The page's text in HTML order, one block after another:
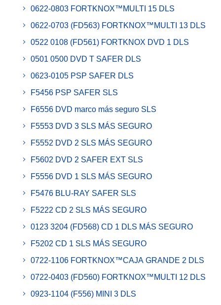
0622-0803 FORTKNOX™MULTI 15 DLS
0622-0703 (FD563) FORTKNOX™MULTI 13 DLS
0522 0108 (FD561) FORTKNOX DVD 1 DLS
0501 0500 DVD T SAFER DLS
0623-0105 PSP SAFER DLS
F5456 PSP SAFER SLS
F6556 DVD marco más seguro SLS
F5553 DVD 3 SLS MÁS SEGURO
F5552 DVD 2 SLS MÁS SEGURO
F5602 DVD 2 SAFER EXT SLS
F5556 DVD 1 SLS MÁS SEGURO
F5476 BLU-RAY SAFER SLS
F5222 CD 2 SLS MÁS SEGURO
0123 3204 (FD568) CD 1 DLS MÁS SEGURO
F5202 CD 1 SLS MÁS SEGURO
0722-1106 FORTKNOX™CAJA GRANDE 2 DLS
0722-0403 (FD560) FORTKNOX™MULTI 12 DLS
0923-1104 (F556) MINI 3 DLS